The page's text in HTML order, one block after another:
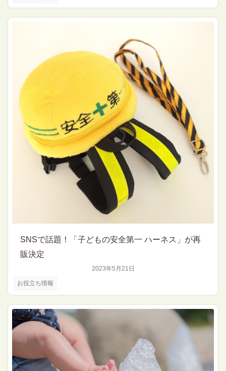
お役立ち情報
2023年5月21日
SNSで話題！「子どもの安全第一 ハーネス」が再
販決定